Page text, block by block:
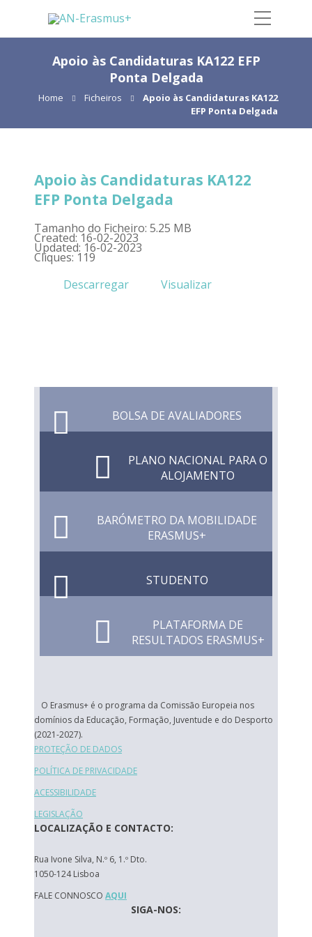
Apoio às Candidaturas KA122 EFP
Ponta Delgada
Home Ficheiros
Apoio às Candidaturas KA122
EFP Ponta Delgada
Apoio às Candidaturas KA122
EFP Ponta Delgada
Tamanho do Ficheiro: 5.25 MB
Created: 16-02-2023
Updated: 16-02-2023
Cliques: 119
Descarregar
Visualizar
BOLSA DE AVALIADORES
PLANO NACIONAL PARA O
ALOJAMENTO
BARÓMETRO DA MOBILIDADE
ERASMUS+
STUDENTO
PLATAFORMA DE
RESULTADOS ERASMUS+
O Erasmus+ é o programa da Comissão Europeia nos
domínios da Educação, Formação, Juventude e do Desporto
(2021-2027).
PROTEÇÃO DE DADOS
POLÍTICA DE PRIVACIDADE
ACESSIBILIDADE
LEGISLAÇÃO
LOCALIZAÇÃO E CONTACTO:
Rua Ivone Silva, N.º 6, 1.º Dto.
1050-124 Lisboa
FALE CONNOSCO AQUI
SIGA-NOS: